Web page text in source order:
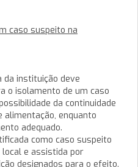
caso suspeito na
da instituição deve
o isolamento de um caso
da continuidade
alimentação, enquanto
adequado.
como caso suspeito
e assistida por
designados para o efeito.